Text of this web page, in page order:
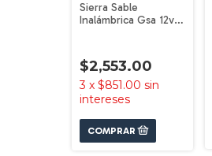
Sierra Sable
Inalámbrica Gsa 12v-li
$2,553.00
3 x $851.00 sin
intereses